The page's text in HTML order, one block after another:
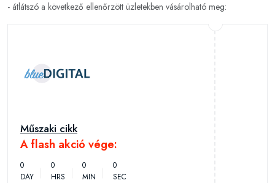
- átlátszó a következő ellenőrzött üzletekben vásárolható meg:
Műszaki cikk
A flash akció vége:
0
DAY
0
HRS
0
MIN
0
SEC